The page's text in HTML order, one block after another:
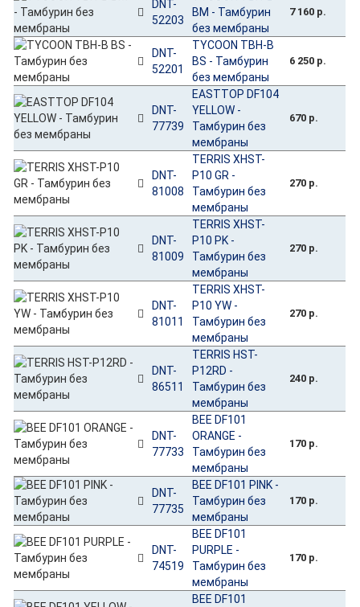
DNT-
52203
BM - Тамбурин
без мембраны
7 160 р.
DNT-
52201
TYCOON TBH-B
BS - Тамбурин
без мембраны
6 250 р.
DNT-
77739
EASTTOP DF104
YELLOW -
Тамбурин без
мембраны
670 р.
DNT-
81008
TERRIS XHST-
P10 GR -
Тамбурин без
мембраны
270 р.
DNT-
81009
TERRIS XHST-
P10 PK -
Тамбурин без
мембраны
270 р.
DNT-
81011
TERRIS XHST-
P10 YW -
Тамбурин без
мембраны
270 р.
DNT-
86511
TERRIS HST-
P12RD -
Тамбурин без
мембраны
240 р.
DNT-
77733
BEE DF101
ORANGE -
Тамбурин без
мембраны
170 р.
DNT-
77735
BEE DF101 PINK -
Тамбурин без
мембраны
170 р.
DNT-
74519
BEE DF101
PURPLE -
Тамбурин без
мембраны
170 р.
BEE DF101